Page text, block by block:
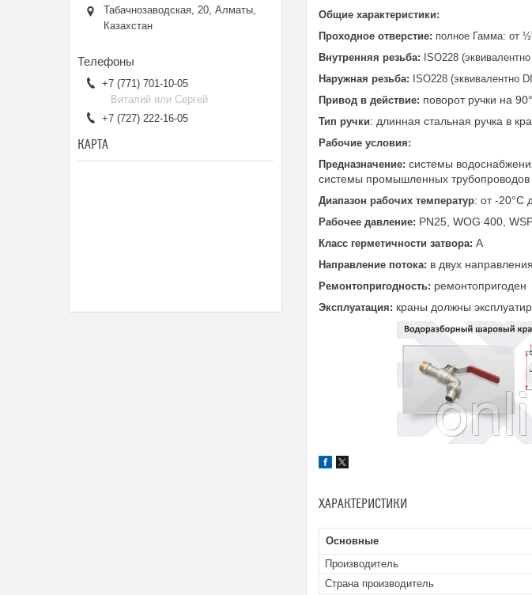
Общие характеристики:
Проходное отверстие: полное Гамма: от
Внутренняя резьба: ISO228
Наружная резьба: ISO228 (эквивалентно
Привод в действие: поворот ручки на 90°
Тип ручки: длинная стальная ручка в
Рабочие условия:
Предназначение: системы
системы промышленных
Диапазон рабочих температур: от -20°С
Рабочее давление: PN25, WOG 400,
Класс герметичности затвора: А
Направление потока: в двух
Ремонтопригодность: ремонтопригоден
Эксплуатация: краны должны
ХАРАКТЕРИСТИКИ
Основные
Производитель
Страна производитель
Табачнозаводская, 20, Алматы,
Казахстан
+7 (771) 701-10-05
Виталий или Сергей
+7 (727) 222-16-05
КАРТА